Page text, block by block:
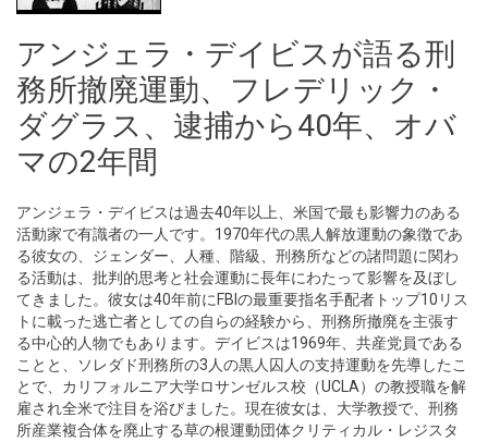
アンジェラ・デイビスが語る刑
務所撤廃運動、フレデリック・
ダグラス、逮捕から40年、オバ
マの2年間
アンジェラ・デイビスは過去40年以上、米国で最も影響力のある
活動家で有識者の一人です。1970年代の黒人解放運動の象徴であ
る彼女の、ジェンダー、人種、階級、刑務所などの諸問題に関わ
る活動は、批判的思考と社会運動に長年にわたって影響を及ぼし
てきました。彼女は40年前にFBIの最重要指名手配者トップ10リス
トに載った逃亡者としての自らの経験から、刑務所撤廃を主張す
る中心的人物でもあります。デイビスは1969年、共産党員である
ことと、ソレダド刑務所の3人の黒人囚人の支持運動を先導したこ
とで、カリフォルニア大学ロサンゼルス校（UCLA）の教授職を解
雇され全米で注目を浴びました。現在彼女は、大学教授で、刑務
所産業複合体を廃止する草の根運動団体クリティカル・レジスタ